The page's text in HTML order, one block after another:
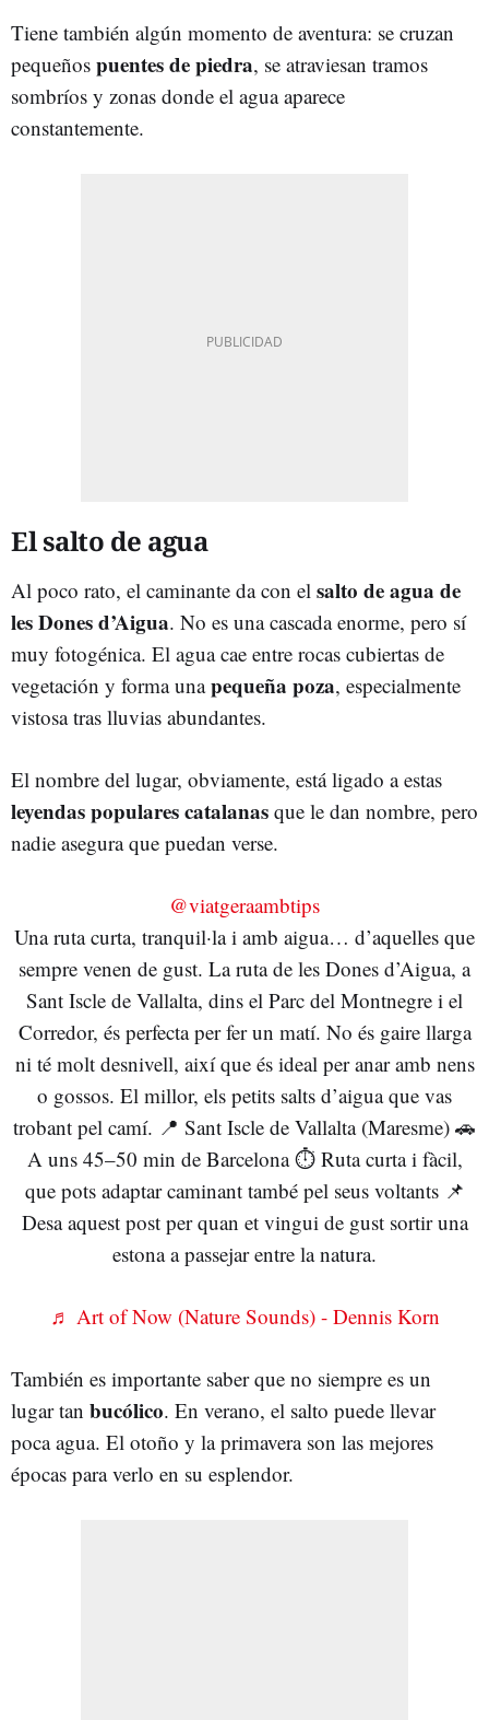
Tiene también algún momento de aventura: se cruzan
pequeños puentes de piedra, se atraviesan tramos
sombríos y zonas donde el agua aparece
constantemente.
El salto de agua
Al poco rato, el caminante da con el salto de agua de
les Dones d’Aigua. No es una cascada enorme, pero sí
muy fotogénica. El agua cae entre rocas cubiertas de
vegetación y forma unapequeña poza, especialmente
vistosa tras lluvias abundantes.
El nombre del lugar, obviamente, está ligado a estas
leyendas populares catalanas que le dan nombre, pero
nadie asegura que puedan verse.
@viatgeraambtips
Una ruta curta, tranquil·la i amb aigua… d’aquelles que
sempre venen de gust. La ruta de les Dones d’Aigua, a
Sant Iscle de Vallalta, dins el Parc del Montnegre i el
Corredor, és perfecta per fer un matí. No és gaire llarga
ni té molt desnivell, així que és ideal per anar amb nens
o gossos. El millor, els petits salts d’aigua que vas
trobant pel camí. 📍 Sant Iscle de Vallalta (Maresme) 🚗
A uns 45–50 min de Barcelona ⏱️ Ruta curta i fàcil,
que pots adaptar caminant també pel seus voltants 📌
Desa aquest post per quan et vingui de gust sortir una
estona a passejar entre la natura.
♬ Art of Now (Nature Sounds) - Dennis Korn
También es importante saber que no siempre es un
lugar tan bucólico. En verano, el salto puede llevar
poca agua. El otoño y la primavera son las mejores
épocas para verlo en su esplendor.